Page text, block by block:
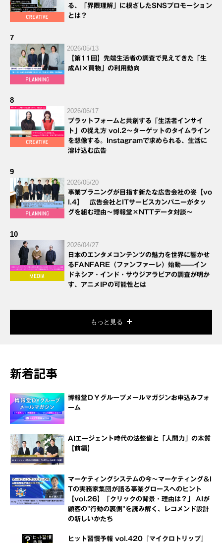
る、「界隈理解」に根ざしたSNSプロモーション
とは？
7
2026/05/13
【第11回】先端生活者の調査で見えてきた「生
成AI×買物」の利用動向
8
2026/06/17
プラットフォームと共創する「生活者インサイ
ト」の捉え方 vol.2～ターゲットのタイムライン
を想像する。Instagramで求められる、生活に
溶け込む広告
9
2026/05/20
事業プラニングが目指す新たな広告会社の姿【vo
l.4】 広告会社とITサービスカンパニーがタッ
グを組む理由～博報堂×NTTデータ対談～
10
2026/04/27
日本のエンタメコンテンツの魅力を世界に響かせ
るFANFARE（ファンファーレ）始動——イン
ドネシア・インド・サウジアラビアの調査が明か
す、アニメIPの可能性とは
もっと見る
新着記事
博報堂ＤＹグループメールマガジンお申込みフォ
ーム
AIエージェント時代の法整備と「人間力」の本質
【前編】
マーケティングシステムの今～マーケティング＆I
Tの実務家集団が語る事業グロースへのヒント
【vol.26】「クリックの背景・理由は？」 AIが
顧客の"行動の裏側"を読み解く、レコメンド設計
の新しいかたち
ヒット習慣予報 vol.420『マイクロトリップ』